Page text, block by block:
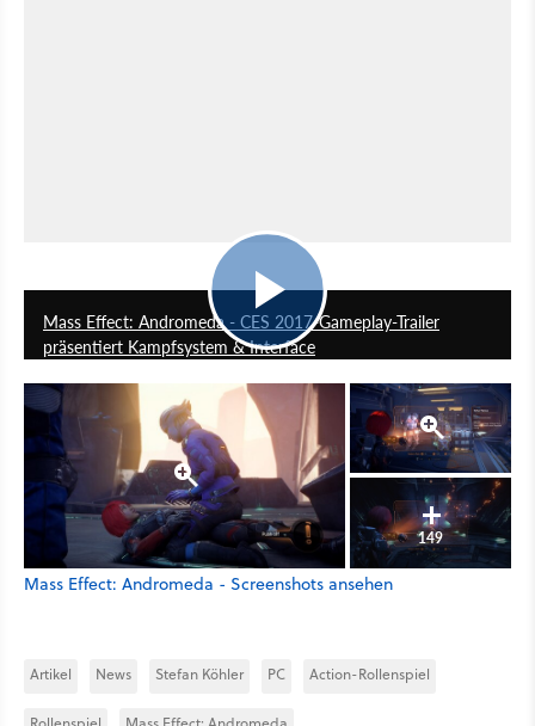
Mass Effect: Andromeda - CES 2017-Gameplay-Trailer
präsentiert Kampfsystem & Interface
149
Mass Effect: Andromeda - Screenshots ansehen
Artikel News Stefan Köhler PC Action-Rollenspiel